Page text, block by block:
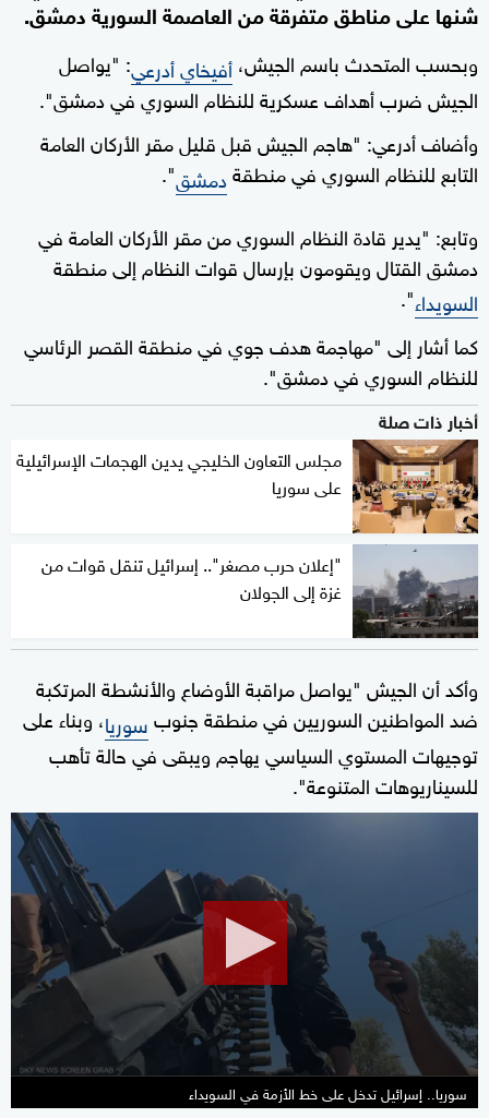
شنها على مناطق متفرقة من العاصمة السورية دمشق.
وبحسب المتحدث باسم الجيش،أفيخاي أدرعي: "يواصل
الجيش ضرب أهداف عسكرية للنظام السوري في دمشق".
وأضاف أدرعي: "هاجم الجيش قبل قليل مقر الأركان العامة
التابع للنظام السوري في منطقةدمشق".
وتابع: "يدير قادة النظام السوري من مقر الأركان العامة في
دمشق القتال ويقومون بإرسال قوات النظام إلى منطقة
السويداء".
كما أشار إلى "مهاجمة هدف جوي في منطقة القصر الرئاسي
للنظام السوري في دمشق".
أخبار ذات صلة
مجلس التعاون الخليجي يدين الهجمات الإسرائيلية
على سوريا
"إعلان حرب مصغر".. إسرائيل تنقل قوات من
غزة إلى الجولان
وأكد أن الجيش "يواصل مراقبة الأوضاع والأنشطة المرتكبة
ضد المواطنين السوريين في منطقة جنوبسوريا، وبناء على
توجيهات المستوي السياسي يهاجم ويبقى في حالة تأهب
للسيناريوهات المتنوعة".
0
seconds
10
minutes,
seconds
سوريا.. إسرائيل تدخل على خط الأزمة في السويداء